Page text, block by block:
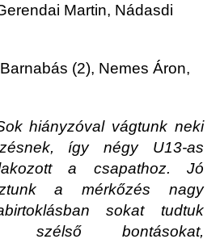
Martin, Nádasdi
(2), Nemes Áron,
hiányzóval vágtunk neki
így négy U13-as
a csapathoz. Jó
a mérkőzés nagy
sokat tudtuk
szélső bontásokat,